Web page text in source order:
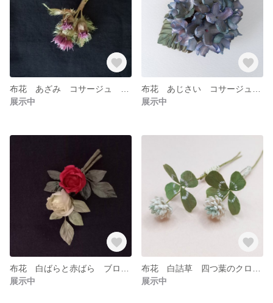
展示中
展示中
展示中
展示中